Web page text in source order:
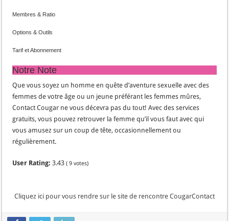
Membres & Ratio
Options & Outils
Tarif et Abonnement
Notre Note
Que vous soyez un homme en quête d’aventure sexuelle avec des
femmes de votre âge ou un jeune préférant les femmes mûres,
Contact Cougar ne vous décevra pas du tout! Avec des services
gratuits, vous pouvez retrouver la femme qu’il vous faut avec qui
vous amusez sur un coup de tête, occasionnellement ou
régulièrement.
User Rating:3.43 (9 votes)
Cliquez ici pour vous rendre sur le site de rencontre CougarContact